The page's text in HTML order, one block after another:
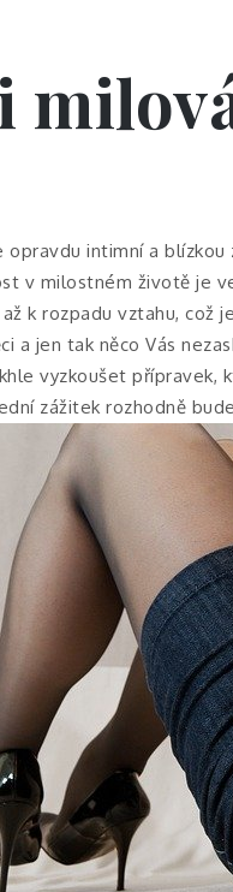
intimní a
v milostném životě je
k rozpadu vztahu, což
a jen tak něco Vás
vyzkoušet přípravek,
zážitek rozhodně